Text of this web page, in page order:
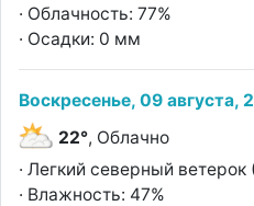
· Облачность: 77%
· Осадки: 0 мм
Воскресенье, 09 августа,
22°, Облачно
· Легкий северный
· Влажность: 47%